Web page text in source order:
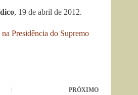
, 19 de abril de 2012.
Presidência do Supremo
PRÓXIMO